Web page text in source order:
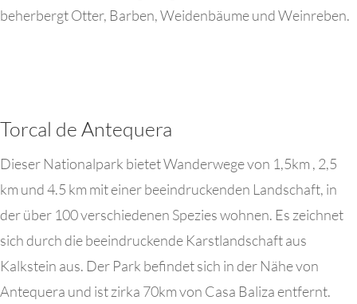
beherbergt Otter, Barben, Weidenbäume und Weinreben.
Torcal de Antequera
Dieser Nationalpark bietet Wanderwege von 1,5km , 2,5
km und 4.5 km mit einer beeindruckenden Landschaft, in
der über 100 verschiedenen Spezies wohnen. Es zeichnet
sich durch die beeindruckende Karstlandschaft aus
Kalkstein aus. Der Park befindet sich in der Nähe von
Antequera und ist zirka 70km von Casa Baliza entfernt.